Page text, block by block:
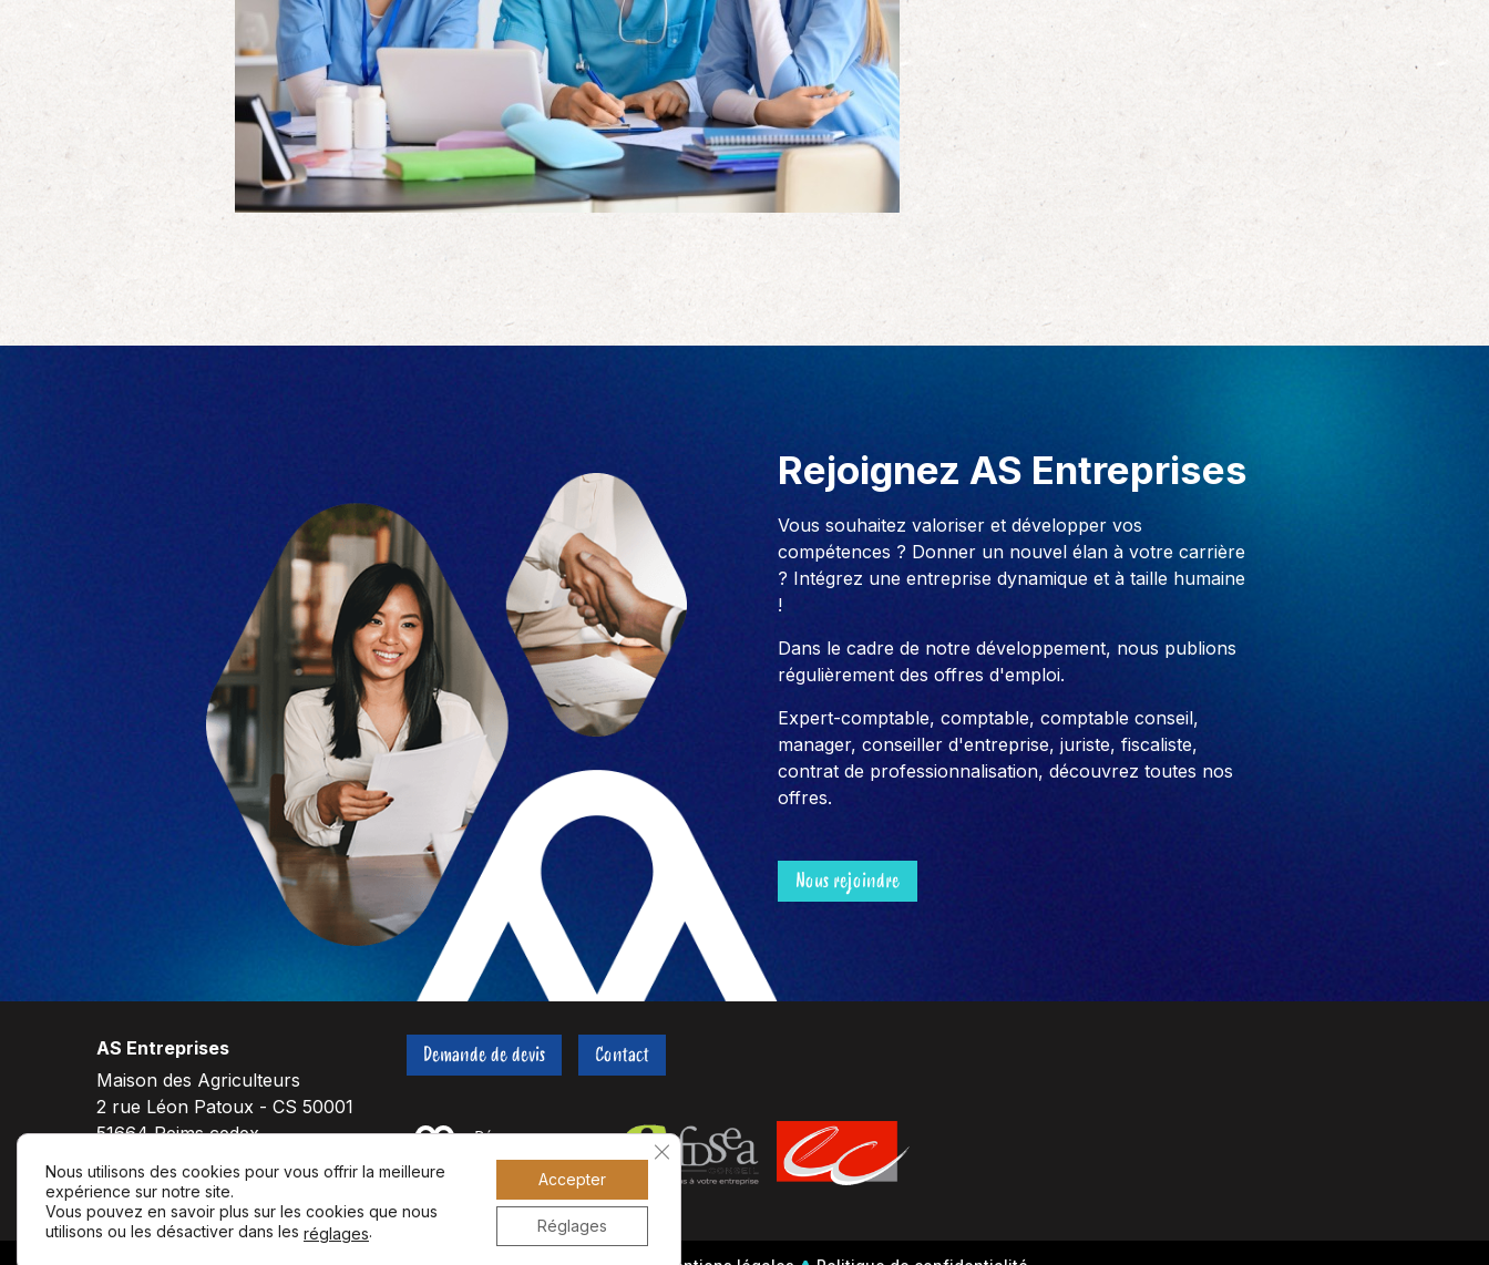
Rejoignez AS Entreprises
Vous souhaitez valoriser et développer vos
compétences ? Donner un nouvel élan à votre carrière
? Intégrez une entreprise dynamique et à taille humaine
!
Dans le cadre de notre développement, nous publions
régulièrement des offres d'emploi.
Expert-comptable, comptable, comptable conseil,
manager, conseiller d'entreprise, juriste, fiscaliste,
contrat de professionnalisation, découvrez toutes nos
offres.
Nous rejoindre
AS Entreprises
Maison des Agriculteurs
2 rue Léon Patoux - CS 50001
51664 Reims cedex
F
a
L
i
Y
o
Demande de devis Contact
Nous utilisons des cookies pour vous offrir la meilleure
expérience sur notre site.
Vous pouvez en savoir plus sur les cookies que nous
utilisons ou les désactiver dans les réglages.
Accepter
Réglages
Fermer la bannière des cookies GDPR